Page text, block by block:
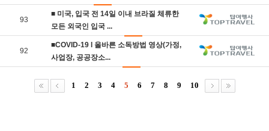
93
■ 미국, 입국 전 14일 이내 브라질 체류한
모든 외국인 입국 ...
92
■COVID-19 l 올바른 소독방법 영상(가정,
사업장, 공공장소...
1 2 3 4 5 6 7 8 9 10